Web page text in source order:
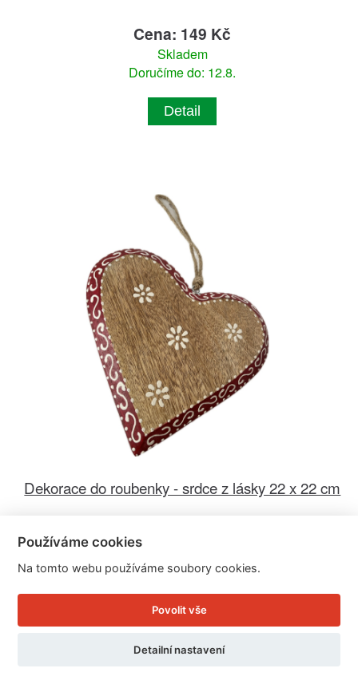
Cena: 149 Kč
Skladem
Doručíme do: 12.8.
Detail
Dekorace do roubenky - srdce z lásky 22 x 22 cm
Cena: 149 Kč
Skladem
Doručíme do: 12.8.
Detail
Používáme cookies
Na tomto webu používáme soubory cookies.
Povolit vše
Detailní nastavení